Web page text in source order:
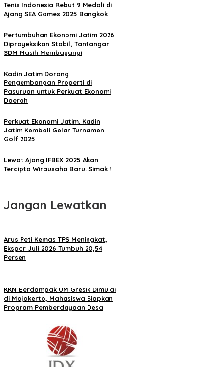
Tenis Indonesia Rebut 9 Medali di
Ajang SEA Games 2025 Bangkok
Pertumbuhan Ekonomi Jatim 2026
Diproyeksikan Stabil, Tantangan
SDM Masih Membayangi
Kadin Jatim Dorong
Pengembangan Properti di
Pasuruan untuk Perkuat Ekonomi
Daerah
Perkuat Ekonomi Jatim. Kadin
Jatim Kembali Gelar Turnamen
Golf 2025
Lewat Ajang IFBEX 2025 Akan
Tercipta Wirausaha Baru. Simak !
Jangan Lewatkan
Arus Peti Kemas TPS Meningkat,
Ekspor Juli 2026 Tumbuh 20,54
Persen
KKN Berdampak UM Gresik Dimulai
di Mojokerto, Mahasiswa Siapkan
Program Pemberdayaan Desa